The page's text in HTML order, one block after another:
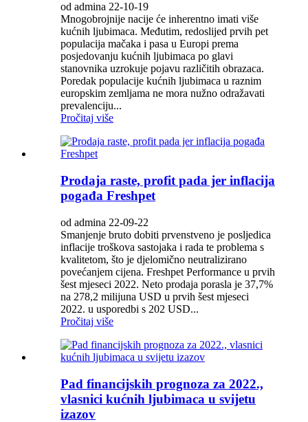
od admina 22-10-19
Mnogobrojnije nacije će inherentno imati više
kućnih ljubimaca. Međutim, redoslijed prvih pet
populacija mačaka i pasa u Europi prema
posjedovanju kućnih ljubimaca po glavi
stanovnika uzrokuje pojavu različitih obrazaca.
Poredak populacije kućnih ljubimaca u raznim
europskim zemljama ne mora nužno odražavati
prevalenciju...
Pročitaj više
Prodaja raste, profit pada jer inflacija
pogađa Freshpet
od admina 22-09-22
Smanjenje bruto dobiti prvenstveno je posljedica
inflacije troškova sastojaka i rada te problema s
kvalitetom, što je djelomično neutralizirano
povećanjem cijena. Freshpet Performance u prvih
šest mjeseci 2022. Neto prodaja porasla je 37,7%
na 278,2 milijuna USD u prvih šest mjeseci
2022. u usporedbi s 202 USD...
Pročitaj više
Pad financijskih prognoza za 2022.,
vlasnici kućnih ljubimaca u svijetu
izazov